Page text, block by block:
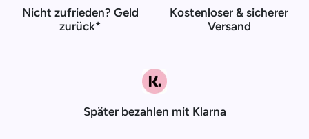
Nicht zufrieden? Geld
zurück*
Kostenloser & sicherer
Versand
Später bezahlen mit Klarna